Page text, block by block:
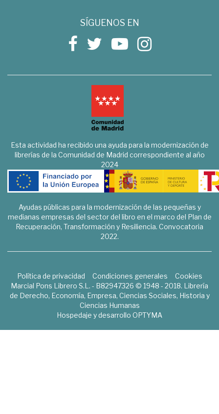
SÍGUENOS EN
Esta actividad ha recibido una ayuda para la modernización de
librerías de la Comunidad de Madrid correspondiente al año
2024
Ayudas públicas para la modernización de las pequeñas y
medianas empresas del sector del libro en el marco del Plan de
Recuperación, Transformación y Resiliencia. Convocatoria
2022.
Política de privacidad Condiciones generales
Cookies
Marcial Pons Librero S.L. - B82947326 © 1948 - 2018. Librería
de Derecho, Economía, Empresa, Ciencias Sociales, Historia y
Ciencias Humanas
Hospedaje y desarrollo OPTYMA